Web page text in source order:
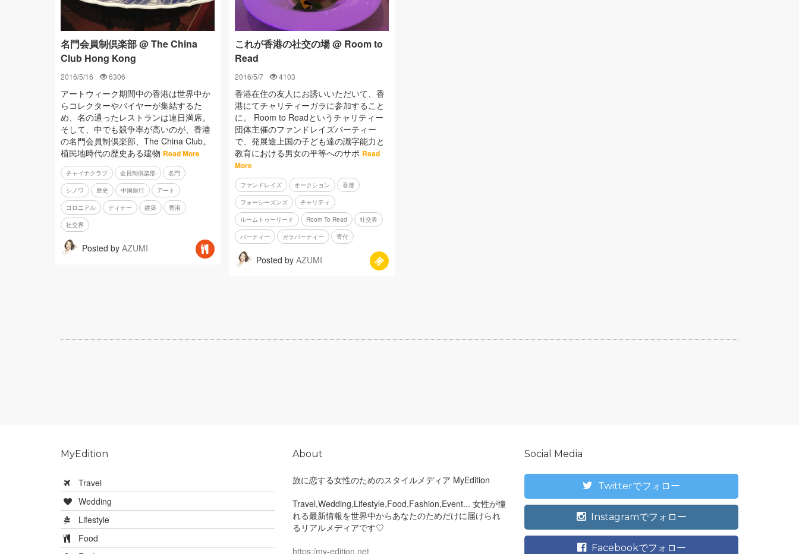
名門会員制倶楽部 @ The China
Club Hong Kong
2016/5/16 6306
アートウィーク期間中の香港は世界中か
らコレクターやバイヤーが集結するた
め、名の通ったレストランは連日満席。
そして、中でも競争率が高いのが、香港
の名門会員制倶楽部、The China Club。
植民地時代の歴史ある建物 Read More
チャイナクラブ 会員制倶楽部 名門
シノワ 歴史 中国銀行 アート
コロニアル ディナー 建築 香港
社交界
Posted by AZUMI
これが香港の社交の場 @ Room to
Read
2016/5/7 4103
香港在住の友人にお誘いいただいて、香
港にてチャリティーガラに参加すること
に。 Room to Readというチャリティー
団体主催のファンドレイズパーティー
で、発展途上国の子ども達の識字能力と
教育における男女の平等へのサポ Read
More
ファンドレイズ オークション 香港
フォーシーズンズ チャリティ
ルームトゥーリード Room To Read 社交界
パーティー ガラパーティー 寄付
Posted by AZUMI
MyEdition
Travel
Wedding
Lifestyle
Food
About
旅に恋する女性のためのスタイルメディア MyEdition
Travel,Wedding,Lifestyle,Food,Fashion,Event... 女性が憧
れる最新情報を世界中からあなたのためだけに届けられ
るリアルメディアです♡
https:/my-edition.net
Social Media
Twitterでフォロー
Instagramでフォロー
Facebookでフォロー